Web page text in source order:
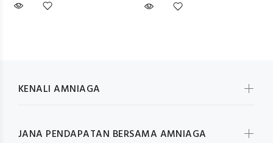
KENALI AMNIAGA
JANA PENDAPATAN BERSAMA AMNIAGA